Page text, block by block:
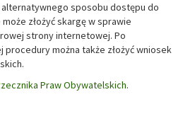
sposobu dostępu do
złożyć skargę w sprawie
strony internetowej. Po
można także złożyć wniosek
Praw Obywatelskich.